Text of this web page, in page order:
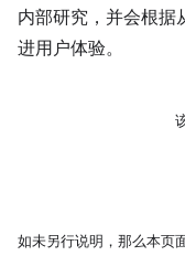
内部研究，并会根据
进用户体验。
如未另行说明，那么本页